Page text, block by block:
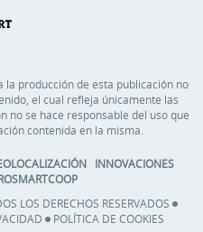
la producción de esta publicación no
el cual refleja únicamente las
no se hace responsable del uso que
contenida en la misma.
INNOVACIONES
LOS DERECHOS RESERVADOS
POLÍTICA DE COOKIES